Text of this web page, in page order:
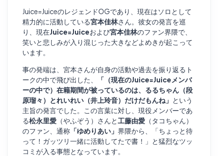
Juice=JuiceのレジェンドOGであり、現在はソロとして
精力的に活動している宮本佳林さん。彼女の発言を巡
り、現在Juice=Juiceおよび宮本佳林のファン界隈で、
笑いと悲しみが入り混じった大きなどよめきが起こって
います。
事の発端は、宮本さんが自身の活動や過去を振り返るト
ークの中で飛び出した、
「（現在のJuice=Juiceメンバ
ーの中で）在籍期間が被っているのは、るるちゃん（段
原瑠々）とれいれい（井上玲音）だけだもんね」 という
主旨の発言でした。この言葉に対し、現役メンバーであ
る松永里愛 （やふぞう）さんと工藤由愛 （タコちゃん）
のファン、通称 「ゆめりあい」 界隈から、「ちょっと待
って！ガッツリ一緒に活動してたで書！」と猛烈なツッ
コミが入る事態となっています。